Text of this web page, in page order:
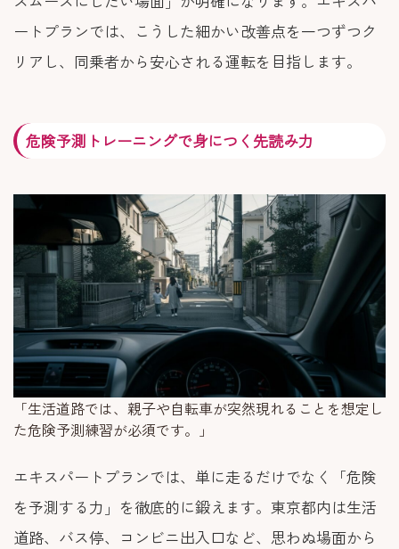
ートプランでは、こうした細かい改善点を一つずつク
リアし、同乗者から安心される運転を目指します。
危険予測トレーニングで身につく先読み力
「生活道路では、親子や自転車が突然現れることを想定し
た危険予測練習が必須です。」
エキスパートプランでは、単に走るだけでなく「危険
を予測する力」を徹底的に鍛えます。東京都内は生活
道路、バス停、コンビニ出入口など、思わぬ場面から